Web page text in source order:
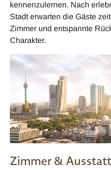
kennenzulernen. Nach
Stadt erwarten die Gäste
Zimmer und entspannte
Charakter.
Zimmer &